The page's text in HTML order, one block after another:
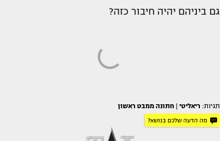
גם ביניהם יהיה חיבור כזה?
תגיות: ריאליטי חתונה ממבט ראשון
מה הדעה שלכם בנושא?